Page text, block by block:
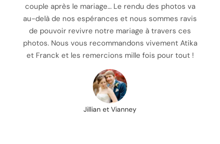
couple après le mariage… Le rendu des photos va
au-delà de nos espérances et nous sommes ravis
de pouvoir revivre notre mariage à travers ces
photos. Nous vous recommandons vivement Atika
et Franck et les remercions mille fois pour tout !
Jillian et Vianney